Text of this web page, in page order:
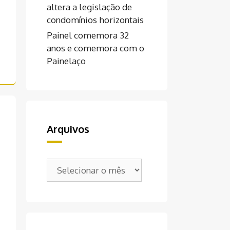
altera a legislação de
condomínios horizontais
Painel comemora 32
anos e comemora com o
Painelaço
Arquivos